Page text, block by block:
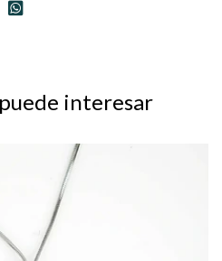
interesar